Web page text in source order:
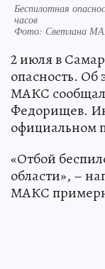
Беспилотная
часов
Фото: Светлана
2 июля в
опасность. Об
МАКС сообщал
Федорищев.
«Отбой
области», –
МАКС